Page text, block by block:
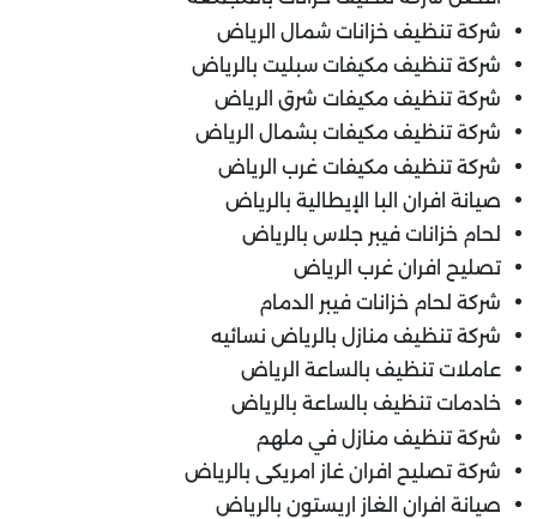
شركة تنظيف خزانات شمال الرياض
شركة تنظيف مكيفات سبليت بالرياض
شركة تنظيف مكيفات شرق الرياض
شركة تنظيف مكيفات بشمال الرياض
شركة تنظيف مكيفات غرب الرياض
صيانة افران البا الإيطالية بالرياض
لحام خزانات فيبر جلاس بالرياض
تصليح افران غرب الرياض
شركة لحام خزانات فيبر الدمام
شركة تنظيف منازل بالرياض نسائيه
عاملات تنظيف بالساعة الرياض
خادمات تنظيف بالساعة بالرياض
شركة تنظيف منازل في ملهم
شركة تصليح افران غاز امريكى بالرياض
صيانة افران الغاز اريستون بالرياض